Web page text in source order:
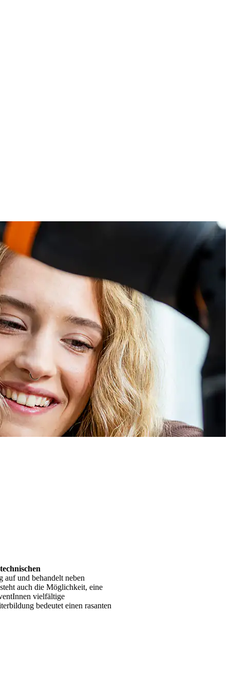
auf und behandelt neben
auch die Möglichkeit, eine
vielfältige
bedeutet einen rasanten